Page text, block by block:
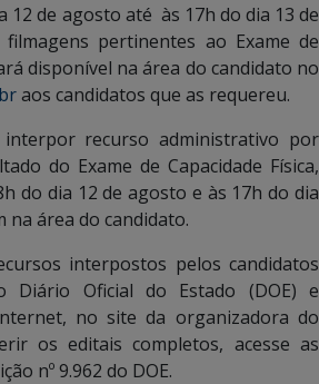
12 de agosto até às 17h do dia 13 de
pertinentes ao Exame de
disponível na área do candidato no
aos candidatos que as requereu.
recurso administrativo por
do Exame de Capacidade Física,
do dia 12 de agosto e às 17h do dia
na área do candidato.
interpostos pelos candidatos
Diário Oficial do Estado (DOE) e
no site da organizadora do
os editais completos, acesse as
nº 9.962 do DOE.